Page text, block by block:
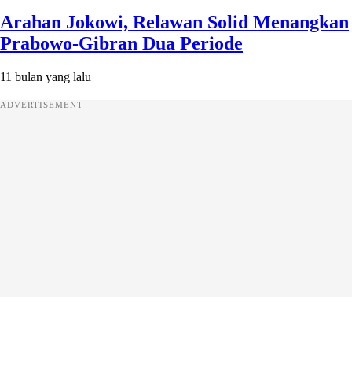
Arahan Jokowi, Relawan Solid Menangkan
Prabowo-Gibran Dua Periode
11 bulan yang lalu
ADVERTISEMENT